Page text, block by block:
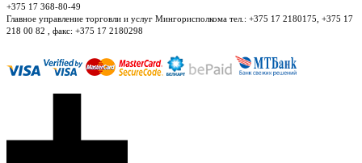
+375 17 368-80-49
Главное управление торговли и услуг Мингорисполкома тел.: +375 17 2180175, +375 17
218 00 82 , факс: +375 17 2180298